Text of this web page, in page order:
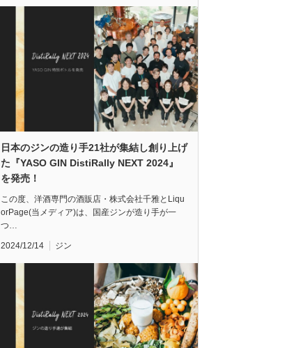
日本のジンの造り手21社が集結し創り上げ
た『YASO GIN DistiRally NEXT 2024』
を発売！
この度、洋酒専門の酒販店・株式会社千雅とLiqu
orPage(当メディア)は、国産ジンが造り手が一
つ…
2024/12/14 ジン